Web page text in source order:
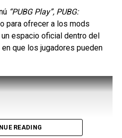
La batalla de mechas
el próximo año, la saga
de una serie de cuatro
Hulk vs..
con los mayores
para conquistar el
la participación de un elenco
“PUBG Play”, PUBG:
para ofrecer a los mods
espacio oficial dentro del
que los jugadores pueden
READING